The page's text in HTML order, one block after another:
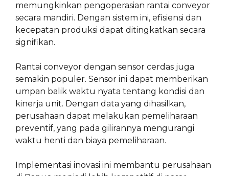
memungkinkan pengoperasian rantai conveyor
secara mandiri. Dengan sistem ini, efisiensi dan
kecepatan produksi dapat ditingkatkan secara
signifikan.
Rantai conveyor dengan sensor cerdas juga
semakin populer. Sensor ini dapat memberikan
umpan balik waktu nyata tentang kondisi dan
kinerja unit. Dengan data yang dihasilkan,
perusahaan dapat melakukan pemeliharaan
preventif, yang pada gilirannya mengurangi
waktu henti dan biaya pemeliharaan.
Implementasi inovasi ini membantu perusahaan